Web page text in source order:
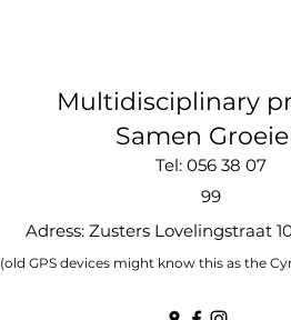
Multidisciplinary
Samen
Tel: 056 38 07
99
Adress: Zusters Lovelingstraat
(old GPS devices might know this as the